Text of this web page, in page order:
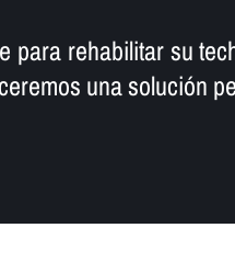
para rehabilitar su
una solución